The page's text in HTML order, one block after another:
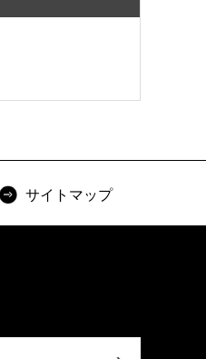
サイトマップ